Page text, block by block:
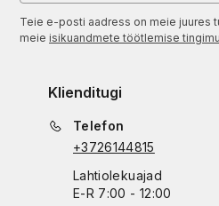
Teie e-posti aadress on meie juures
meie isikuandmete töötlemise
Klienditugi
Telefon
+3726144815
Lahtiolekuajad
E-R 7:00 - 12:00